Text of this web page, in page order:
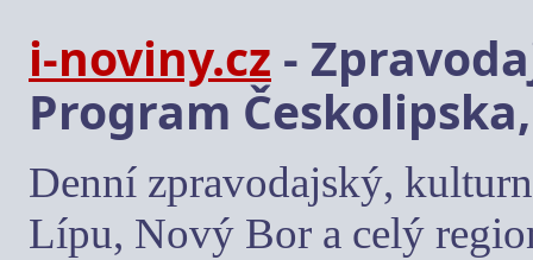
i-noviny.cz -
Program
Denní zpravodajský,
Lípu, Nový Bor a celý